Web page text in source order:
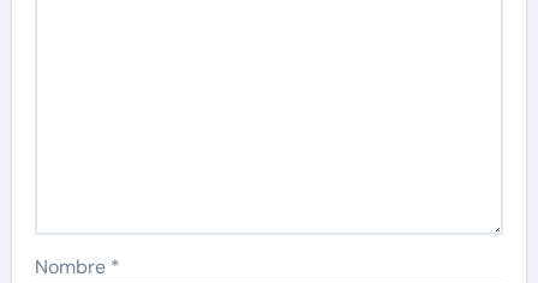
Nombre *